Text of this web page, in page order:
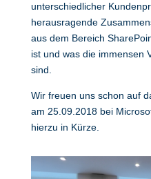
unterschiedlicher
herausragende
aus dem Bereich
ist und was die immensen
sind.
Wir freuen uns schon auf
am 25.09.2018 bei
hierzu in Kürze.